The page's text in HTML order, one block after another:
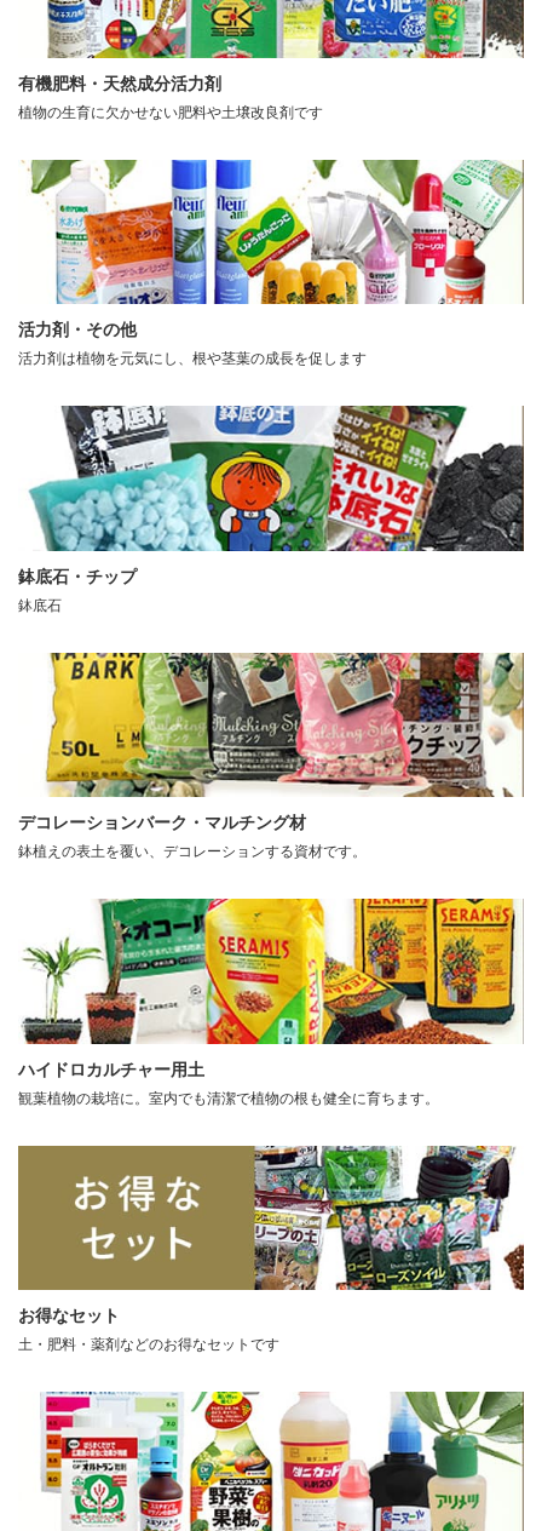
有機肥料・天然成分活力剤
植物の生育に欠かせない肥料や土壌改良剤です
活力剤・その他
活力剤は植物を元気にし、根や茎葉の成長を促します
鉢底石・チップ
鉢底石
デコレーションバーク・マルチング材
鉢植えの表土を覆い、デコレーションする資材です。
ハイドロカルチャー用土
観葉植物の栽培に。室内でも清潔で植物の根も健全に育ちます。
お得なセット
土・肥料・薬剤などのお得なセットです